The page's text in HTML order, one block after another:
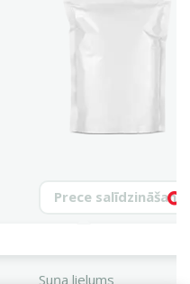
Meklēt produktu
Suņa lielums